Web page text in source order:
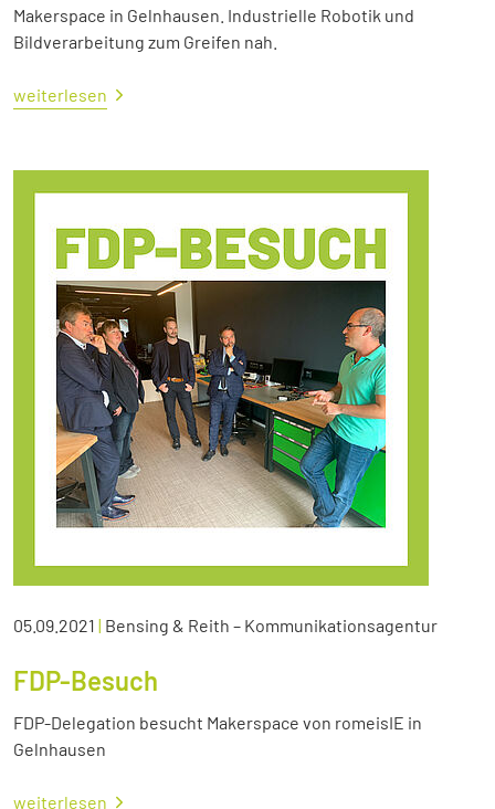
Makerspace in Gelnhausen. Industrielle Robotik und
Bildverarbeitung zum Greifen nah.
weiterlesen
05.09.2021 | Bensing & Reith – Kommunikationsagentur
FDP-Besuch
FDP-Delegation besucht Makerspace von romeisIE in
Gelnhausen
weiterlesen